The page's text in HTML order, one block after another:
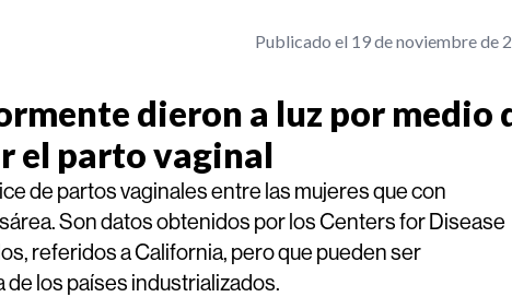
Publicado el 19 de noviembre de
dieron a luz por medio
el parto vaginal
de partos vaginales entre las mujeres que con
Son datos obtenidos por los Centers for Disease
referidos a California, pero que pueden ser
los países industrializados.